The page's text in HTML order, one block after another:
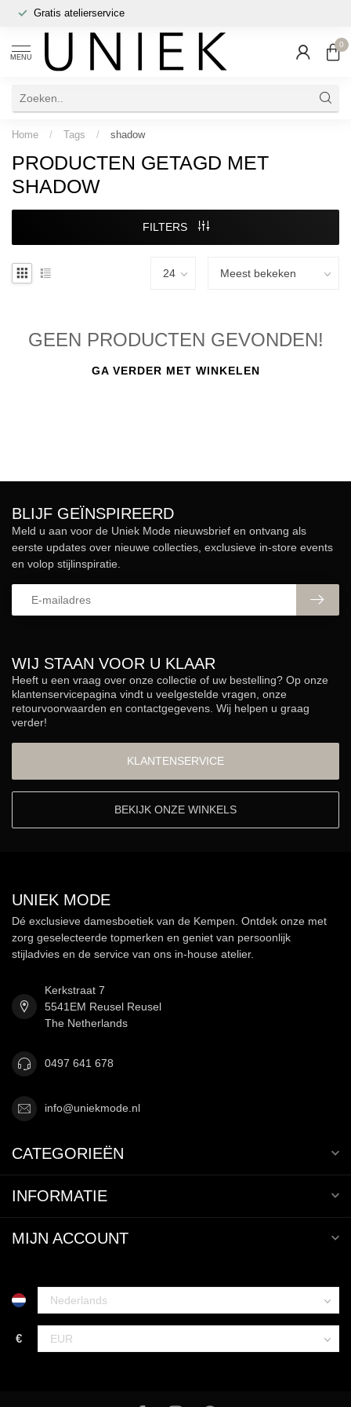
Gratis atelierservice
MENU
0
Home / Tags / shadow
PRODUCTEN GETAGD MET
SHADOW
FILTERS
GEEN PRODUCTEN GEVONDEN!
GA VERDER MET WINKELEN
WIJ STAAN VOOR U KLAAR
Heeft u een vraag over onze collectie of uw bestelling? Op onze
klantenservicepagina vindt u veelgestelde vragen, onze
retourvoorwaarden en contactgegevens. Wij helpen u graag
verder!
KLANTENSERVICE
BEKIJK ONZE WINKELS
BLIJF GEÏNSPIREERD
Meld u aan voor de Uniek Mode nieuwsbrief en ontvang als
eerste updates over nieuwe collecties, exclusieve in-store events
en volop stijlinspiratie.
UNIEK MODE
Dé exclusieve damesboetiek van de Kempen. Ontdek onze met
zorg geselecteerde topmerken en geniet van persoonlijk
stijladvies en de service van ons in-house atelier.
Kerkstraat 7
5541EM Reusel Reusel
The Netherlands
0497 641 678
info@uniekmode.nl
CATEGORIEËN
INFORMATIE
MIJN ACCOUNT
€